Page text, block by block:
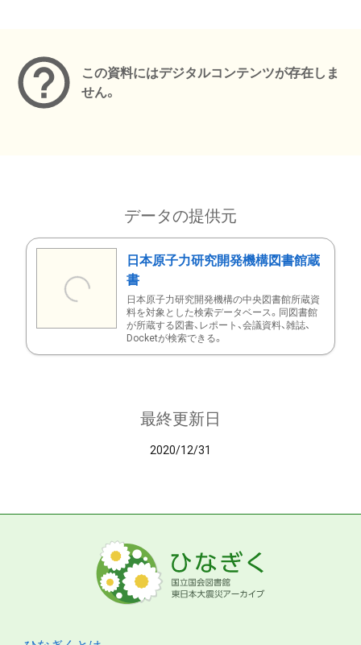
この資料にはデジタルコンテンツが存在しま
せん。
データの提供元
日本原子力研究開発機構図書館蔵
書
日本原子力研究開発機構の中央図書館所蔵資
料を対象とした検索データベース。同図書館
が所蔵する図書、レポート、会議資料、雑誌、
Docketが検索できる。
最終更新日
2020/12/31